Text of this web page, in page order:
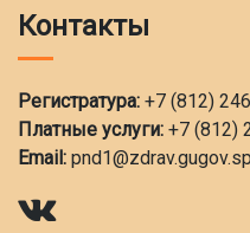
Контакты
Регистратура: +7 (812)
Платные услуги: +7 (812)
Email: